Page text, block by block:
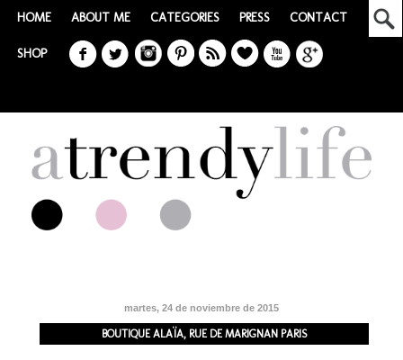
HOME ABOUT ME CATEGORIES PRESS CONTACT
SHOP
martes, 24 de noviembre de 2015
BOUTIQUE ALAÏA, RUE DE MARIGNAN PARIS